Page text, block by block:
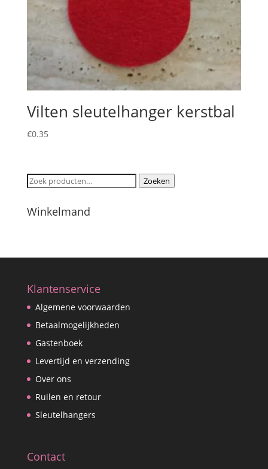
Vilten sleutelhanger kerstbal
€0.35
Zoeken
Zoeken
Winkelmand
Klantenservice
Algemene voorwaarden
Betaalmogelijkheden
Gastenboek
Levertijd en verzending
Over ons
Ruilen en retour
Sleutelhangers
Contact